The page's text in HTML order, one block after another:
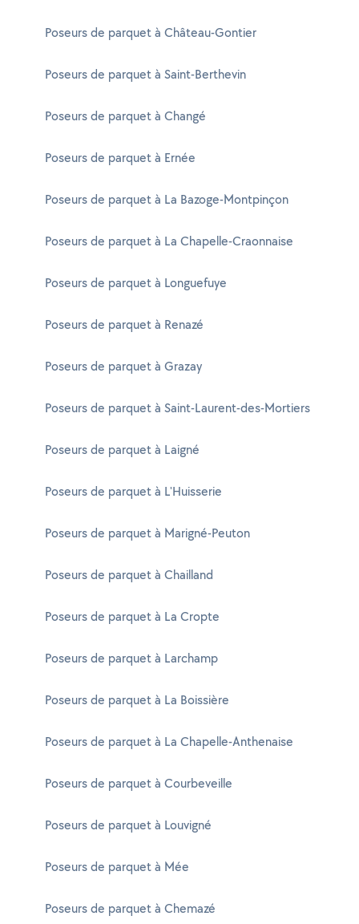
Poseurs de parquet à Château-Gontier
Poseurs de parquet à Saint-Berthevin
Poseurs de parquet à Changé
Poseurs de parquet à Ernée
Poseurs de parquet à La Bazoge-Montpinçon
Poseurs de parquet à La Chapelle-Craonnaise
Poseurs de parquet à Longuefuye
Poseurs de parquet à Renazé
Poseurs de parquet à Grazay
Poseurs de parquet à Saint-Laurent-des-Mortiers
Poseurs de parquet à Laigné
Poseurs de parquet à L'Huisserie
Poseurs de parquet à Marigné-Peuton
Poseurs de parquet à Chailland
Poseurs de parquet à La Cropte
Poseurs de parquet à Larchamp
Poseurs de parquet à La Boissière
Poseurs de parquet à La Chapelle-Anthenaise
Poseurs de parquet à Courbeveille
Poseurs de parquet à Louvigné
Poseurs de parquet à Mée
Poseurs de parquet à Chemazé